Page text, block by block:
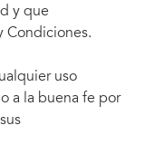
y que
Condiciones.
uso
a la buena fe por